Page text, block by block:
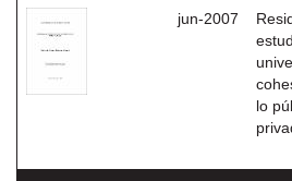
jun-2007
lo